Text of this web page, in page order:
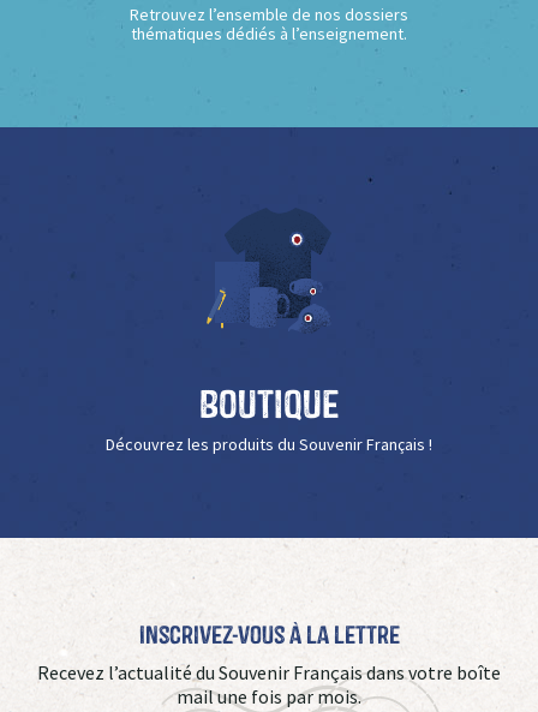
Retrouvez l’ensemble de nos dossiers
thématiques dédiés à l’enseignement.
Boutique
Découvrez les produits du Souvenir Français !
Inscrivez-vous à La Lettre
Recevez l’actualité du Souvenir Français dans votre boîte
mail une fois par mois.